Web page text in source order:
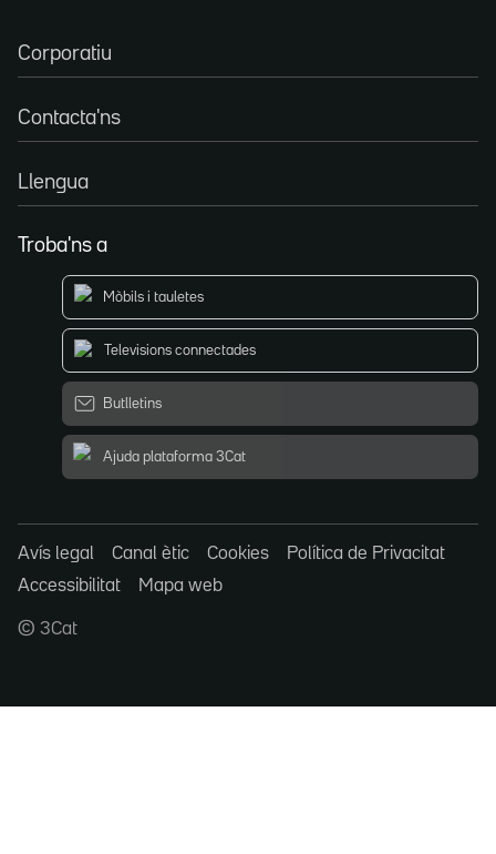
Corporatiu
Contacta'ns
Llengua
Troba'ns a
Mòbils i tauletes
Televisions connectades
Butlletins
Ajuda plataforma 3Cat
Avís legal Canal ètic Cookies
Política de Privacitat
Accessibilitat
Mapa web
© 3Cat